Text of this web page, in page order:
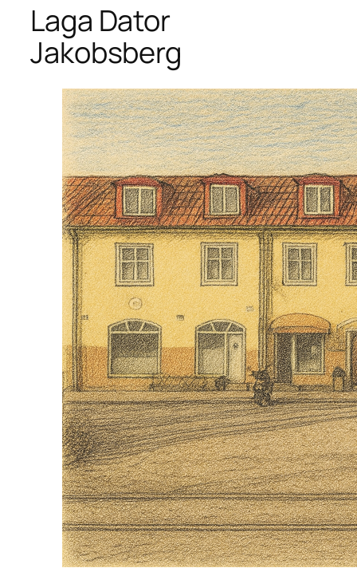
Laga Dator
Jakobsberg